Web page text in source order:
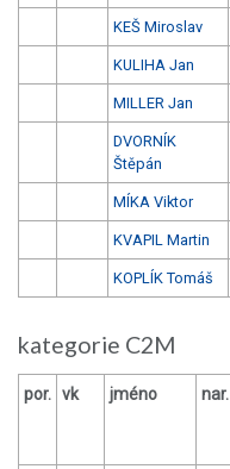
KEŠ Miroslav
KULIHA Jan
MILLER Jan
DVORNÍK
Štěpán
MÍKA Viktor
KVAPIL Martin
KOPLÍK Tomáš
kategorie C2M
por. vk jméno nar.